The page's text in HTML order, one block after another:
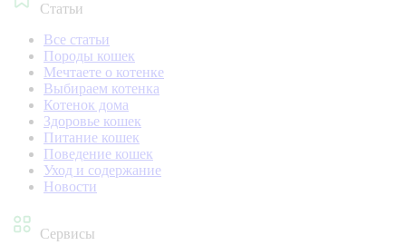
Статьи
Все статьи
Породы кошек
Мечтаете о котенке
Выбираем котенка
Котенок дома
Здоровье кошек
Питание кошек
Поведение кошек
Уход и содержание
Новости
Сервисы